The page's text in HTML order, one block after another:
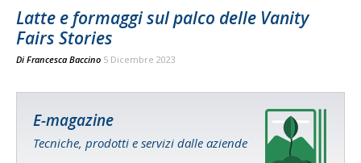
Latte e formaggi sul palco delle Vanity
Fairs Stories
Di Francesca Baccino 5 Dicembre 2023
E-magazine
Tecniche, prodotti e servizi dalle aziende